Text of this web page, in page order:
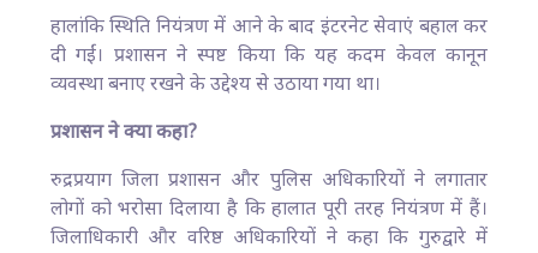
हालांकि स्थिति नियंत्रण में आने के बाद इंटरनेट सेवाएं बहाल कर
दी गईं। प्रशासन ने स्पष्ट किया कि यह कदम केवल कानून
व्यवस्था बनाए रखने के उद्देश्य से उठाया गया था।
प्रशासन ने क्या कहा?
रुद्रप्रयाग जिला प्रशासन और पुलिस अधिकारियों ने लगातार
लोगों को भरोसा दिलाया है कि हालात पूरी तरह नियंत्रण में हैं।
जिलाधिकारी और वरिष्ठ अधिकारियों ने कहा कि गुरुद्वारे में